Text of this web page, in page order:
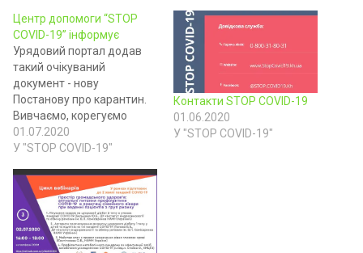
Центр допомоги “STOP
COVID-19” інформує
Урядовий портал додав
такий очікуваний
документ - нову
Постанову про карантин.
Вивчаємо, корегуємо
інформацію на сайті та
скрипт для операторів
лінії.https://www.kmu.gov.u
a/…/pro-vstanovlennya-
karantinu-ta-zap… Є
питання? Дзвоніть на
гарячу лінію 0-800-31-80-
01.07.2020
У "STOP COVID-19"
Контакти STOP COVID-19
01.06.2020
У "STOP COVID-19"